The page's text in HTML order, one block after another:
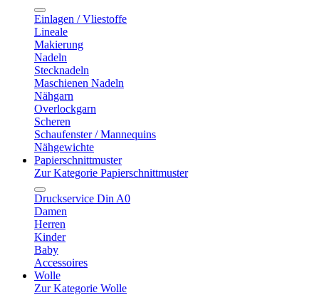
Einlagen / Vliestoffe
Lineale
Makierung
Nadeln
Stecknadeln
Maschienen Nadeln
Nähgarn
Overlockgarn
Scheren
Schaufenster / Mannequins
Nähgewichte
Papierschnittmuster
Zur Kategorie Papierschnittmuster
Druckservice Din A0
Damen
Herren
Kinder
Baby
Accessoires
Wolle
Zur Kategorie Wolle